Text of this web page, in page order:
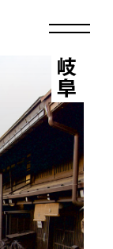
岐阜